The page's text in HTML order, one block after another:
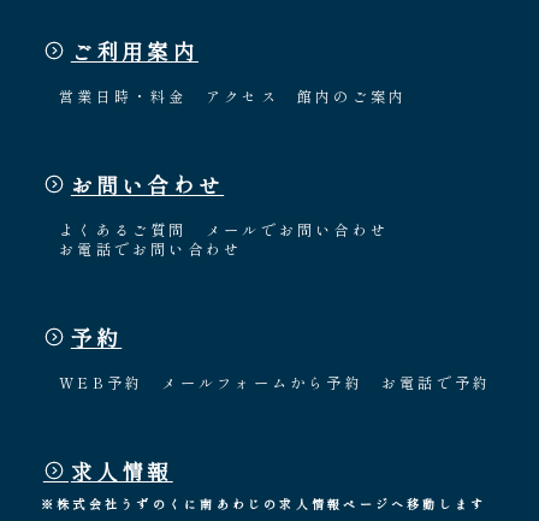
ご利用案内
営業日時・料金 アクセス 館内のご案内
お問い合わせ
よくあるご質問
メールでお問い合わせ
お電話でお問い合わせ
予約
WEB予約 メールフォームから予約 お電話で予約
求人情報
※株式会社うずのくに南あわじの求人情報ページへ移動します